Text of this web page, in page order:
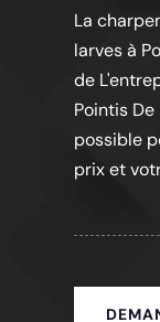
La
larves à
de
Pointis
possible
prix et